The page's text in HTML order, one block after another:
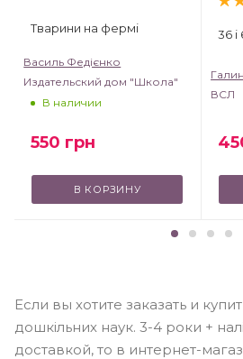
Тварини на фермі
Василь Федієнко
Издательский дом "Школа"
В наличии
550 грн
В КОРЗИНУ
36 і
ВСЛ
Если вы хотите заказать и
дошкільних наук. 3-4 роки +
доставкой, то в интернет-